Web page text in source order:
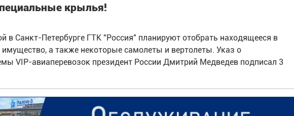
крылья!
в Санкт-Петербурге ГТК "Россия" планируют отобрать находящееся в
а также некоторые самолеты и вертолеты. Указ о
VIP-авиаперевозок президент России Дмитрий Медведев подписал 3